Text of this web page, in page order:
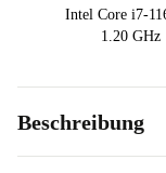
Intel Core i7-
1.20 GHz
Beschreibung